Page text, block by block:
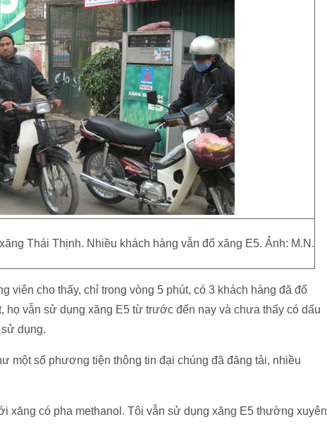
Thái Thịnh. Nhiều khách hàng vẫn đổ xăng E5. Ảnh: M.N.
viên cho thấy, chỉ trong vòng 5 phút, có 3 khách hàng đã đổ
họ vẫn sử dụng xăng E5 từ trước đến nay và chưa thấy có dấu
dụng.
một số phương tiện thông tin đại chúng đã đăng tải, nhiều
xăng có pha methanol. Tôi vẫn sử dụng xăng E5 thường xuyên